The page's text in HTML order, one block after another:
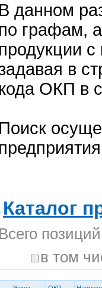
В данном
по графам,
продукции
в
кода ОКП в
Поиск
Каталог
Всего
в том